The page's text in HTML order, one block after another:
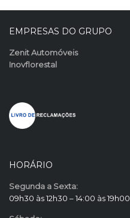
EMPRESAS DO GRUPO
Zenit Automóveis
Inovflorestal
HORÁRIO
Segunda a Sexta:
09h30 às 12h30 – 14:00 às 19h00